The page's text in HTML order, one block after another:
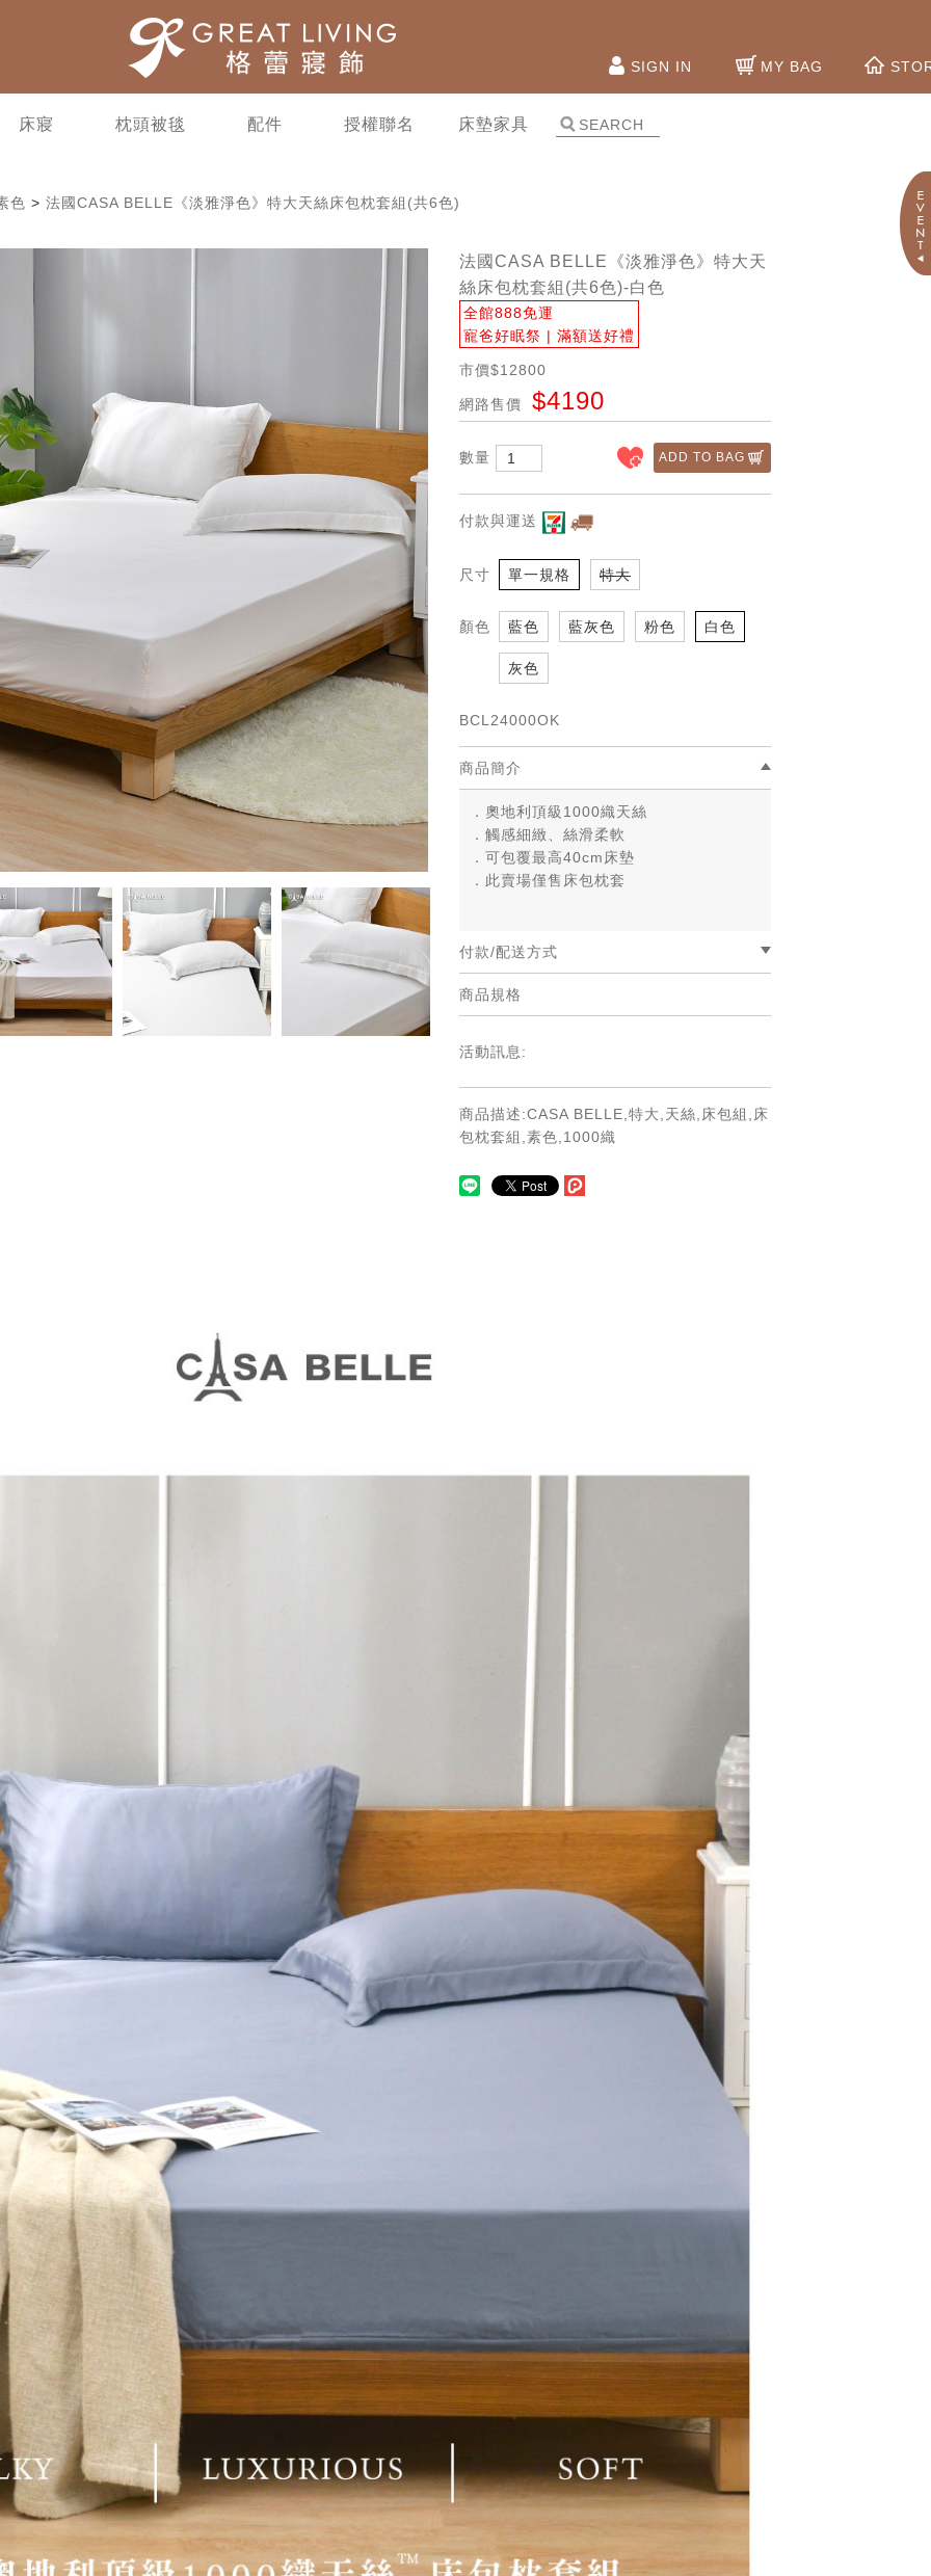
床寢 枕頭被毯 配件 授權聯名 床墊家具
SIGN IN MY BAG
色 > 法國CASA BELLE《淡雅淨色》特大天絲床包枕套組(共6色)
法國CASA BELLE《淡雅淨色》特大天
絲床包枕套組(共6色)-白色
全館888免運
寵爸好眠祭 | 滿額送好禮
市價$12800
網路售價 $4190
數量 ADD TO BAG
付款與運送
尺寸 單一規格 特大
顏色 藍色 藍灰色 粉色 白色
灰色
BCL24000OK
商品簡介
．奧地利頂級1000織天絲
．觸感細緻、絲滑柔軟
．可包覆最高40cm床墊
．此賣場僅售床包枕套
付款/配送方式
☆付款方式：線上刷卡/LINE PAY/ATM匯
款/貨到付款
☆配送方式 ：貨運宅配(本島及離島指定
區域)/國際EMS配送/7-11超商取貨
☆運費說明
-本島運費：宅配:100 超商取貨:80，全館
滿千免運。若有運費優惠請以活動公告為
-離島運費：宅配配送外島（澎湖、金門、
馬祖），單箱運費200元(超商取貨不提供
商品規格
活動訊息:
商品描述:CASA BELLE,特大,天絲,床包組,床
包枕套組,素色,1000織